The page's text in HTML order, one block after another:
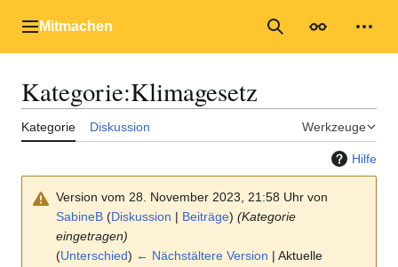
Inhalt
Hauptmenü
Mitmachen Suche
Kategorie:Klimagesetz
Kategorie Diskussion Werkzeuge
Hilfe
Version vom 28. November 2023, 21:58 Uhr von
SabineB (Diskussion | Beiträge) (Kategorie
eingetragen)
(Unterschied) ← Nächstältere Version | Aktuelle